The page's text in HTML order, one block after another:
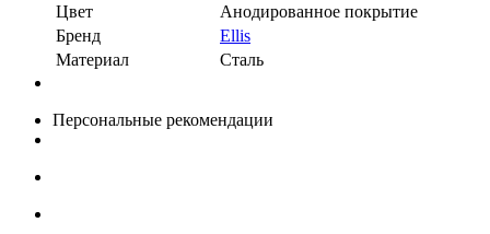
Цвет
Анодированное покрытие
Бренд
Ellis
Материал
Сталь
Персональные рекомендации